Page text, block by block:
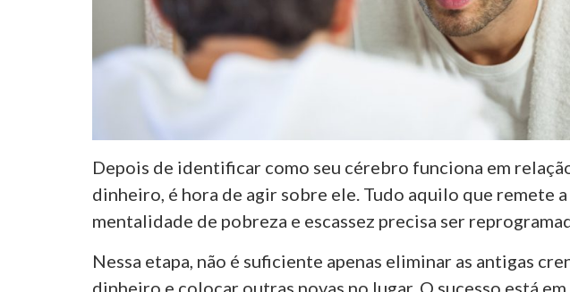
Depois de identificar como seu cérebro funciona em
dinheiro, é hora de agir sobre ele. Tudo aquilo que remete a
mentalidade de pobreza e escassez precisa ser
Nessa etapa, não é suficiente apenas eliminar as antigas
dinheiro e colocar outras novas no lugar. O sucesso está